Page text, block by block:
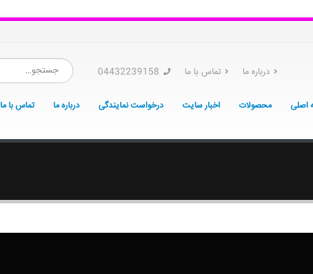
درباره ما تماس با ما 04432239158
اصلی محصولات اخبار سایت درخواست نمایندگی درباره ما تماس با ما